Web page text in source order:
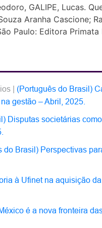
GALIPE, Lucas.
Aranha Cascione;
Paulo: Editora Primata
| (Português do Brasil)
gestão – Abril, 2025.
Disputas societárias
do Brasil) Perspectivas
à Ufinet na aquisição
é a nova fronteira